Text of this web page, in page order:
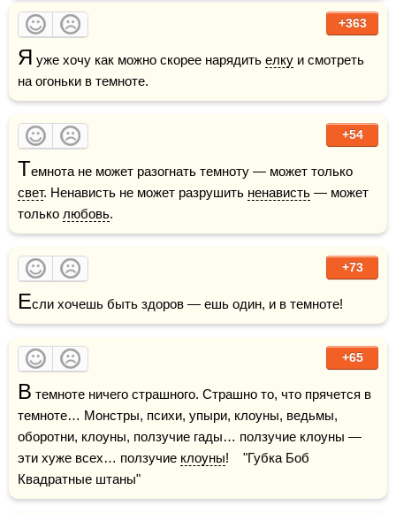
+363
Я уже хочу как можно скорее нарядить елку и смотреть
на огоньки в темноте.
+54
Т
свет. Ненависть не может разрушить ненависть — может
только любовь.
+73
Если хочешь быть здоров — ешь один, и в темноте!
+65
В темноте ничего страшного. Страшно то, что прячется в
темноте… Монстры, психи, упыри, клоуны, ведьмы,
оборотни, клоуны, ползучие гады… ползучие клоуны —
эти хуже всех… ползучие клоуны!    "Губка Боб
Квадратные штаны"